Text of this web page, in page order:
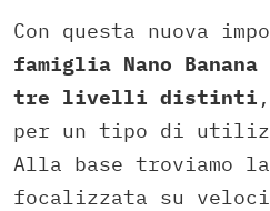
Con questa nuova
famiglia Nano
tre livelli distinti
per un tipo di
Alla base troviamo
focalizzata su